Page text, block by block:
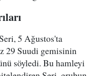
5 Ağustos'ta
29 Suudi gemisinin
söyledi. Bu hamleyi